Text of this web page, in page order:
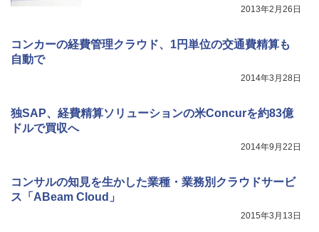
2013年2月26日
コンカーの経費管理クラウド、1円単位の交通費精算も
自動で
2014年3月28日
独SAP、経費精算ソリューションの米Concurを約83億
ドルで買収へ
2014年9月22日
コンサルの知見を生かした業種・業務別クラウドサービ
ス「ABeam Cloud」
2015年3月13日